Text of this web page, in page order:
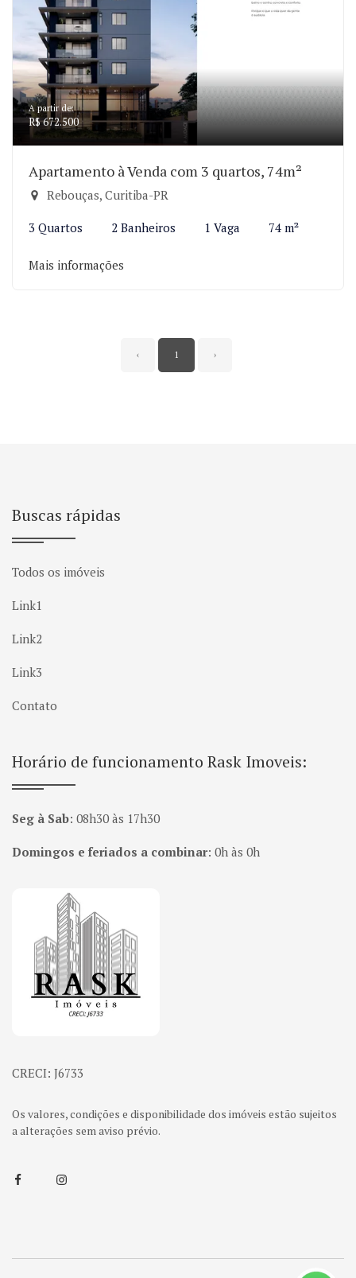
A partir de:
R$ 672.500
Apartamento à Venda com 3 quartos, 74m²
Rebouças, Curitiba-PR
3 Quartos 2 Banheiros 1 Vaga 74 m²
Mais informações
‹ 1 ›
Buscas rápidas
Todos os imóveis
Link1
Link2
Link3
Contato
Horário de funcionamento Rask Imoveis:
Seg à Sab: 08h30 às 17h30
Domingos e feriados a combinar: 0h às 0h
Página inicial
CRECI: J6733
Os valores, condições e disponibilidade dos imóveis estão sujeitos
a alterações sem aviso prévio.
FacebookInstagram